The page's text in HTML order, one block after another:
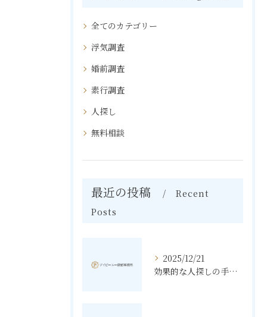
全てのカテゴリー
浮気調査
婚前調査
素行調査
人探し
無料相談
最近の投稿
Recent
Posts
2025/12/21
効果的な人探しの手法とその秘訣